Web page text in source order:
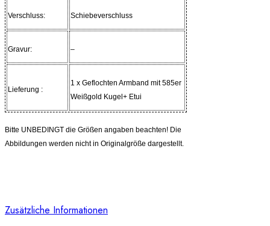
Verschluss: Schiebeverschluss
Gravur: –
Lieferung :
1 x Geflochten Armband mit 585er
Weißgold Kugel+ Etui
Bitte UNBEDINGT die Größen angaben beachten! Die
Abbildungen werden nicht in Originalgröße dargestellt.
Zusätzliche Informationen